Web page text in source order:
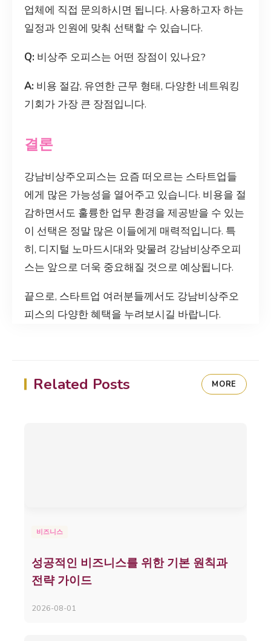
업체에 직접 문의하시면 됩니다. 사용하고자 하는
일정과 인원에 맞춰 선택할 수 있습니다.
Q: 비상주 오피스는 어떤 장점이 있나요?
A: 비용 절감, 유연한 근무 형태, 다양한 네트워킹
기회가 가장 큰 장점입니다.
결론
강남비상주오피스는 요즘 떠오르는 스타트업들
에게 많은 가능성을 열어주고 있습니다. 비용을 절
감하면서도 훌륭한 업무 환경을 제공받을 수 있는
이 선택은 정말 많은 이들에게 매력적입니다. 특
히, 디지털 노마드시대와 맞물려 강남비상주오피
스는 앞으로 더욱 중요해질 것으로 예상됩니다.
끝으로, 스타트업 여러분들께서도 강남비상주오
피스의 다양한 혜택을 누려보시길 바랍니다.
Related Posts MORE
비즈니스
성공적인 비즈니스를 위한 기본 원칙과
전략 가이드
2026-08-01